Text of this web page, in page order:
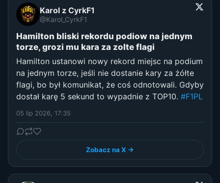
Karol z CyrkF1
@Karol_CyrkF1
Hamilton bliski rekordu podiow na jednym
torze, grozi mu kara za zolte flagi
Hamilton ustanowi nowy rekord miejsc na podium
na jednym torze, jeśli nie dostanie kary za żółte
flagi, bo był komunikat, że coś odnotowali. Gdyby
dostał karę 5 sekund to wypadnie z TOP10. #F1PL
05 lip 2026, 17:35
Zobacz na X →